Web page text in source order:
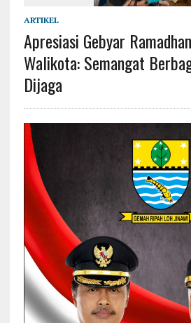
ARTIKEL
Apresiasi Gebyar
Walikota: Semangat
Dijaga